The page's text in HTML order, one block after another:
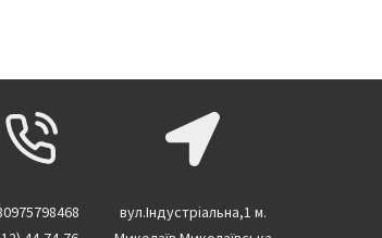
вул.Індустріальна,1 м.